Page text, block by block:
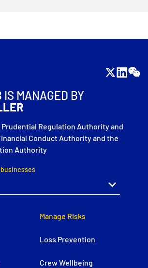
MANAGED BY
Regulation Authority and
Conduct Authority and the
Authority
Manage Risks
Loss Prevention
Crew Wellbeing